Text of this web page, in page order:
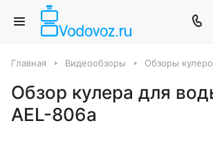
Главная Видеообзоры Обзоры
Обзор кулера для
AEL-806a